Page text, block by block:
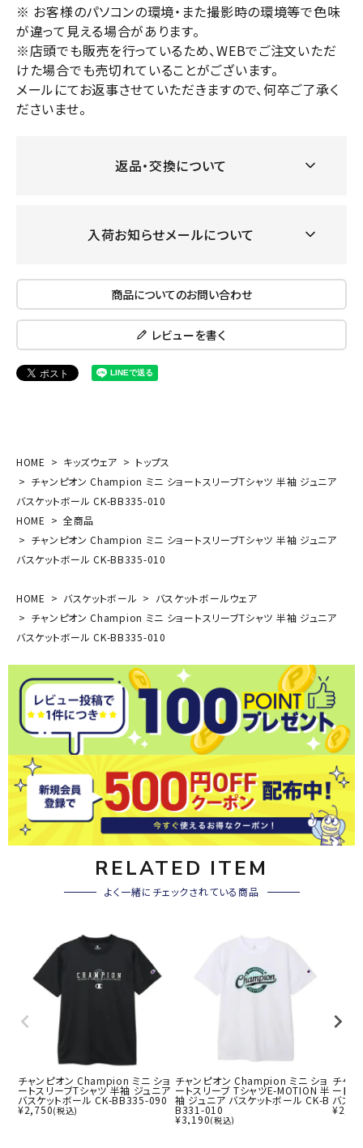
※ お客様のパソコンの環境・また撮影時の環境等で色味
が違って見える場合があります。
※店頭でも販売を行っているため、WEBでご注文いただ
けた場合でも売切れていることがございます。
メールにてお返事させていただきますので、何卒ご了承く
ださいませ。
返品・交換について
入荷お知らせメールについて
商品についてのお問い合わせ
レビューを書く
HOME キッズウェア
トップス
チャンピオン Champion ミニ ショートスリーブTシャツ 半袖 ジュニア
バスケットボール CK-BB335-010
HOME
全商品
チャンピオン Champion ミニ ショートスリーブTシャツ 半袖 ジュニア
バスケットボール CK-BB335-010
HOME バスケットボール
バスケットボールウェア
チャンピオン Champion ミニ ショートスリーブTシャツ 半袖 ジュニア
バスケットボール CK-BB335-010
RELATED ITEM
よく一緒にチェックされている商品
チャンピオン Champion ミニ ショ
ートスリーブTシャツ 半袖 ジュニア
バスケットボール CK-BB335-090
¥2,750(税込)
チャンピオン Champion ミニ ショ
ートスリーブ TシャツE-MOTION 半
袖 ジュニア バスケットボール CK-B
B331-010
¥3,190(税込)
チャ
ート
バス
¥